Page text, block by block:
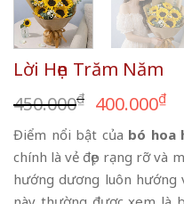
Lời Hẹn Trăm Năm
450.000₫ Giá
gốc
là:
400.000₫Giá
Điểm nổi bật của bó hoa
chính là vẻ đẹp rạng rỡ và
hướng dương luôn hướng
này thường được xem là